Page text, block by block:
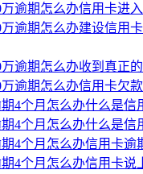
逾期怎么办信用卡进
逾期怎么办建设信用
逾期怎么办收到真正
逾期怎么办信用卡欠
4个月怎么办什么是信
4个月怎么办什么是信
4个月怎么办信用卡逾
4个月怎么办信用卡说